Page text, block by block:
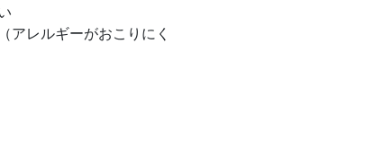
アレルギーがおこりにく